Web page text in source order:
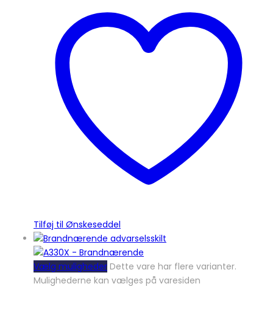
Tilføj til Ønskeseddel
Vælg muligheder Dette vare har flere varianter.
Mulighederne kan vælges på varesiden